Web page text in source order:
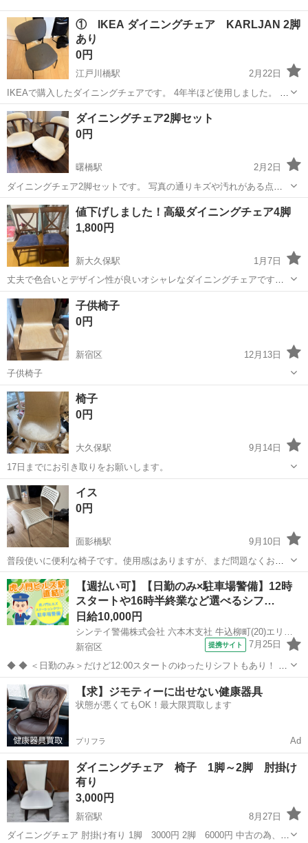
① IKEA ダイニングチェア KARLJAN 2脚
あり
0円
江戸川橋駅
2月22日
IKEAで購入したダイニングチェアです。 4年半ほど使用しました。 2
脚ありますので、別々に出品しております。両方希望される場合はご
連絡ください。併せて500円にさせていただきます。 江戸川橋付近ま
で、できるだけ早くとり...
東京 新宿区 江戸川橋駅 椅子 ダイニング
ダイニングチェア2脚セット
0円
曙橋駅
2月2日
ダイニングチェア2脚セットです。 写真の通りキズや汚れがある点、
ご理解ください。 また、1脚の背もたれが少しぐらつきます。 座面ま
での高さは39cmです。 全体の高さは72cmです。 引き取りの方のみと
させていただきます。
東京 新宿区 曙橋駅 椅子 ダイニング
値下げしました！高級ダイニングチェア4脚
1,800円
新大久保駅
1月7日
丈夫で色合いとデザイン性が良いオシャレなダイニングチェアです。
4脚まとめて7500円 1脚のみだと2000円 宜しくお願い致します。
東京 新宿区 新大久保駅
子供椅子
0円
新宿区
12月13日
子供椅子
東京 新宿区 椅子
椅子
0円
大久保駅
9月14日
17日までにお引き取りをお願いします。
東京 新宿区
イス
0円
面影橋駅
9月10日
普段使いに便利な椅子です。使用感はありますが、まだ問題なくお使
いいただけます。
東京 新宿区 面影橋駅 椅子
【週払い可】【日勤のみ×駐車場警備】12時
スタートや16時半終業など選べるシフ…
日給10,000円
新宿区
提携サイト 7月25日
◆ ◆ ＜日勤のみ＞だけど12:00スタートのゆったりシフトもあり！ 4
パターンのシフトがあるから ライフスタイルに合わせて働ける♪ 虎ノ
門ヒルズ駅直結だから 雨でも濡れずに通勤できますよ！ ＼未経験スタ
ートでも大歓迎...
東京 新宿区 警備員
【求】ジモティーに出せない健康器具
状態が悪くてもOK！最大限買取します
プリフラ Ad
ダイニングチェア 椅子 1脚～2脚 肘掛け
有り
3,000円
新宿駅
8月27日
ダイニングチェア 肘掛け有り 1脚 3000円 2脚 6000円 中古の為、